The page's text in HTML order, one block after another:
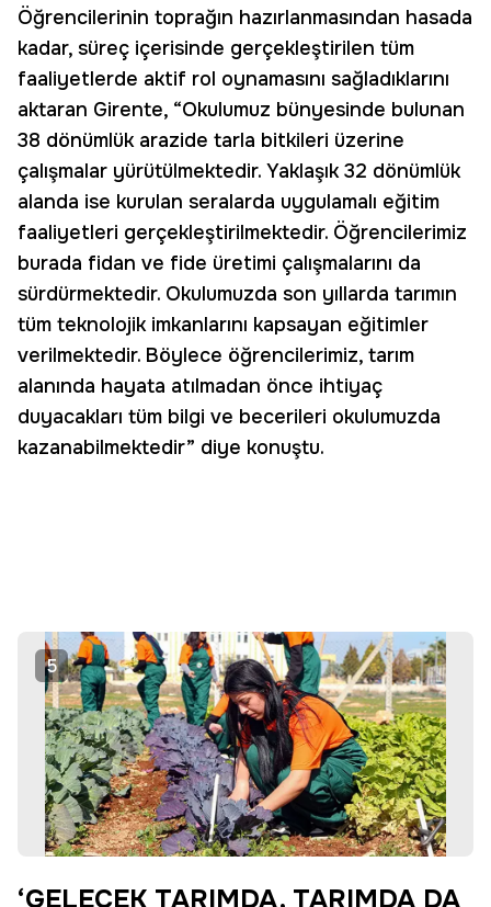
Öğrencilerinin toprağın hazırlanmasından hasada
kadar, süreç içerisinde gerçekleştirilen tüm
faaliyetlerde aktif rol oynamasını sağladıklarını
aktaran Girente, “Okulumuz bünyesinde bulunan
38 dönümlük arazide tarla bitkileri üzerine
çalışmalar yürütülmektedir. Yaklaşık 32 dönümlük
alanda ise kurulan seralarda uygulamalı eğitim
faaliyetleri gerçekleştirilmektedir. Öğrencilerimiz
burada fidan ve fide üretimi çalışmalarını da
sürdürmektedir. Okulumuzda son yıllarda tarımın
tüm teknolojik imkanlarını kapsayan eğitimler
verilmektedir. Böylece öğrencilerimiz, tarım
alanında hayata atılmadan önce ihtiyaç
duyacakları tüm bilgi ve becerileri okulumuzda
kazanabilmektedir” diye konuştu.
5
‘GELECEK TARIMDA, TARIMDA DA